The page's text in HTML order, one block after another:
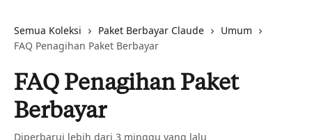
Semua Koleksi Paket Berbayar Claude
Umum
FAQ Penagihan Paket Berbayar
FAQ Penagihan Paket
Berbayar
Diperbarui lebih dari 3 minggu yang lalu